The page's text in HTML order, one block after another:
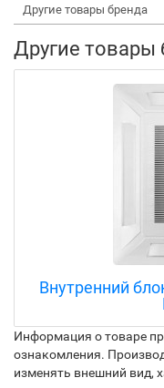
Другие товары бренда
Другие товары
Внутренний
Информация о товаре
ознакомления.
изменять внешний вид,